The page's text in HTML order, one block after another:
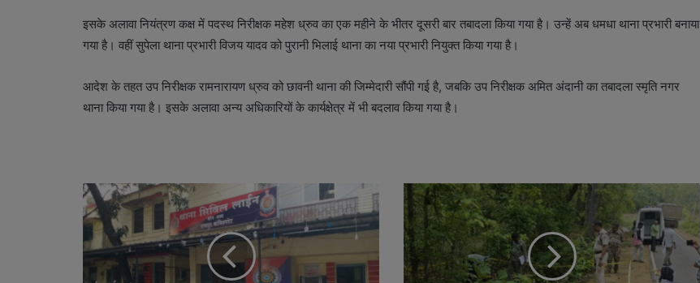
इसके अलावा नियंत्रण कक्ष में पदस्थ निरीक्षक महेश ध्रुव का एक महीने के भीतर दूसरी बार तबादला किया गया है। उन्हें अब धमधा थाना प्रभारी बनाया
गया है। वहीं सुपेला थाना प्रभारी विजय यादव को पुरानी भिलाई थाना का नया प्रभारी नियुक्त किया गया है।
आदेश के तहत उप निरीक्षक रामनारायण ध्रुव को छावनी थाना की जिम्मेदारी सौंपी गई है, जबकि उप निरीक्षक अमित अंदानी का तबादला स्मृति नगर
थाना किया गया है। इसके अलावा अन्य अधिकारियों के कार्यक्षेत्र में भी बदलाव किया गया है।